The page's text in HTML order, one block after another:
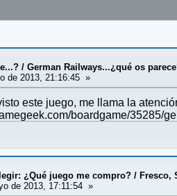
/German Railways...¿qué os
de 2013, 21:16:45 »
este juego, me llama la
boardgame/35285/
¿Qué juego me compro? / Fresco,
de 2013, 17:11:54 »